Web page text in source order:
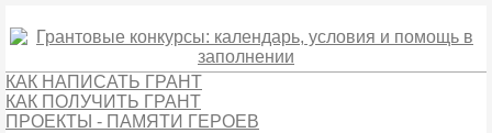
КАК НАПИСАТЬ ГРАНТ
КАК ПОЛУЧИТЬ ГРАНТ
ПРОЕКТЫ - ПАМЯТИ ГЕРОЕВ